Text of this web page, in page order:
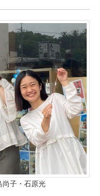
尚子・石原光